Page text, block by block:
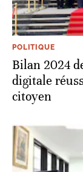
POLITIQUE
Bilan 2024
digitale
citoyen